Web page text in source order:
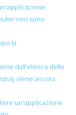
non sono
la
dall'elenco delle
viene ancora
un'applicazione